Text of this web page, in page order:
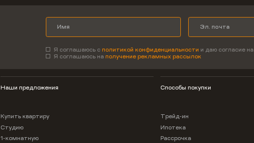
Я соглашаюсь сполитикой конфиденциальности и даю согласие на
Я соглашаюсь наполучение рекламных рассылок
Наши предложения
Купить квартиру
Студию
1-комнатную
Способы покупки
Трейд-ин
Ипотека
Рассрочка